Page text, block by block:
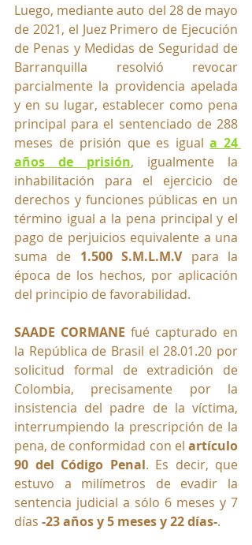
Luego, mediante auto del 28 de mayo
de 2021, el Juez Primero de Ejecución
de Penas y Medidas de Seguridad de
Barranquilla resolvió revocar
parcialmente la providencia apelada
y en su lugar, establecer como pena
principal para el sentenciado de 288
meses de prisión que es igual a 24
años de prisión, igualmente la
inhabilitación para el ejercicio de
derechos y funciones públicas en un
término igual a la pena principal y el
pago de perjuicios equivalente a una
suma de 1.500 S.M.L.M.V para la
época de los hechos, por aplicación
del principio de favorabilidad.
SAADE CORMANE fué capturado en
la República de Brasil el 28.01.20 por
solicitud formal de extradición de
Colombia, precisamente por la
insistencia del padre de la víctima,
interrumpiendo la prescripción de la
pena, de conformidad con el artículo
90 del Código Penal. Es decir, que
estuvo a milímetros de evadir la
sentencia judicial a sólo 6 meses y 7
días -23 años y 5 meses y 22 días-.